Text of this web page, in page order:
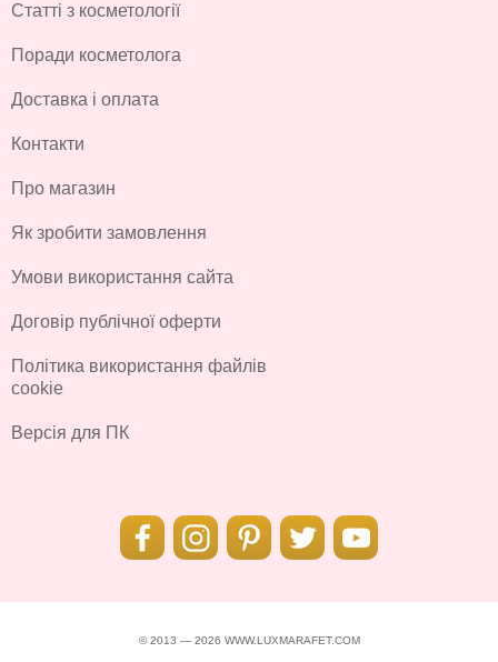
Статті з косметології
Поради косметолога
Доставка і оплата
Контакти
Про магазин
Як зробити замовлення
Умови використання сайта
Договір публічної оферти
Політика використання файлів
cookie
Версія для ПК
© 2013 — 2026 WWW.LUXMARAFET.COM